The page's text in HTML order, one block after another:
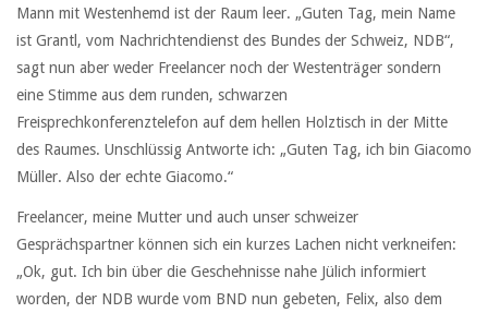
Mann mit Westenhemd ist der Raum leer. „Guten Tag, mein Name
ist Grantl, vom Nachrichtendienst des Bundes der Schweiz, NDB“,
sagt nun aber weder Freelancer noch der Westenträger sondern
eine Stimme aus dem runden, schwarzen
Freisprechkonferenztelefon auf dem hellen Holztisch in der Mitte
des Raumes. Unschlüssig Antworte ich: „Guten Tag, ich bin Giacomo
Müller. Also der echte Giacomo.“
Freelancer, meine Mutter und auch unser schweizer
Gesprächspartner können sich ein kurzes Lachen nicht verkneifen:
„Ok, gut. Ich bin über die Geschehnisse nahe Jülich informiert
worden, der NDB wurde vom BND nun gebeten, Felix, also dem